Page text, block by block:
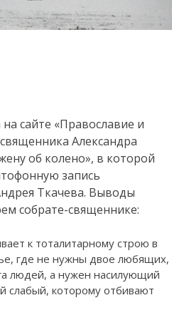
сайте «Православие и
Александра
об колено», в которой
запись
Ткачева. Выводы
собрате-священнике:
к тоталитарному строю в
где не нужны двое любящих,
людей, а нужен насилующий
слабый, которому отбивают